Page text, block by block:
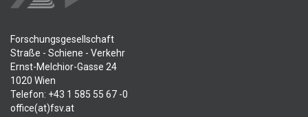
Forschungsgesellschaft
Straße - Schiene - Verkehr
Ernst-Melchior-Gasse 24
1020 Wien
Telefon: +43 1 585 55 67 -0
office(at)fsv.at